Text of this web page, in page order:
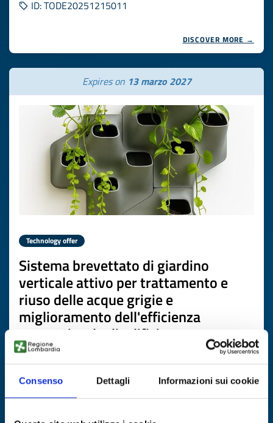
Consenso Dettagli Informazioni sui cookie
ID: TODE20251215011
DISCOVER MORE →
Expires on 13 marzo 2027
Technology offer
Sistema brevettato di giardino
verticale attivo per trattamento e
riuso delle acque grigie e
miglioramento dell'efficienza
energetica degli edifici
ID: TOES20260226009